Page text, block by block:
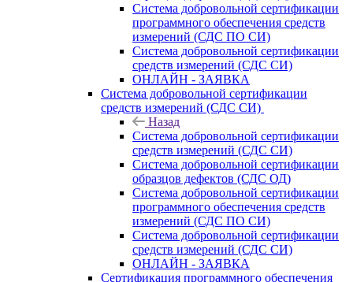
Система добровольной сертификации
программного обеспечения средств
измерений (СДС ПО СИ)
Система добровольной сертификации
средств измерений (СДС СИ)
ОНЛАЙН - ЗАЯВКА
Система добровольной сертификации
средств измерений (СДС СИ)
Назад
Система добровольной сертификации
средств измерений (СДС СИ)
Система добровольной сертификации
образцов дефектов (СДС ОД)
Система добровольной сертификации
программного обеспечения средств
измерений (СДС ПО СИ)
Система добровольной сертификации
средств измерений (СДС СИ)
ОНЛАЙН - ЗАЯВКА
Сертификация программного обеспечения